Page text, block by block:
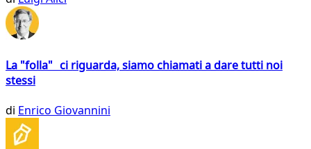
La "folla" ci riguarda, siamo chiamati a dare tutti noi
stessi
di Enrico Giovannini